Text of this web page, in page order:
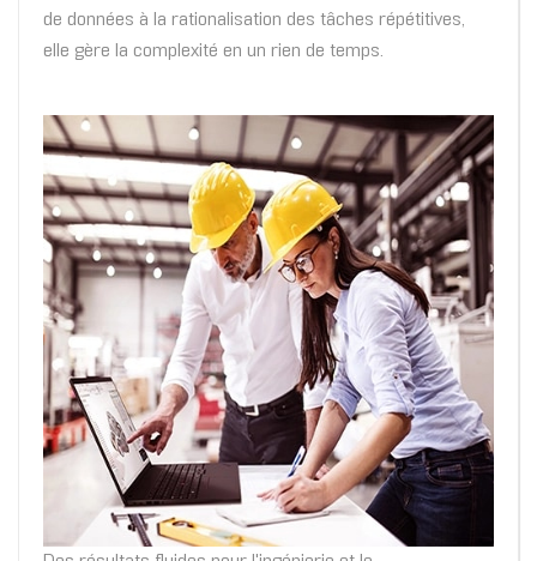
de données à la rationalisation des tâches répétitives,
elle gère la complexité en un rien de temps.